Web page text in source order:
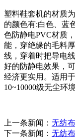
塑料鞋套机的材质
的颜色有:白色、蓝
色防静电PVC材质
能，穿绝缘的毛料
线，穿着时把导电
好的防静电效果，
经济更实用。适用
10~10000级无尘环境
上一条新闻： 无纺
下一条新闻： 无纺